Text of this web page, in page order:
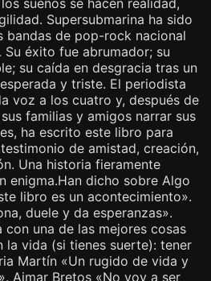
sueños se hacen realidad,
Supersubmarina ha sido
bandas de pop-rock nacional
éxito fue abrumador; su
su caída en desgracia tras un
y triste. El periodista
voz a los cuatro y, después de
familias y amigos narrar sus
ha escrito este libro para
de amistad, creación,
Una historia fieramente
enigma.Han dicho sobre Algo
libro es un acontecimiento».
duele y da esperanzas».
una de las mejores cosas
la vida (si tienes suerte): tener
Martín «Un rugido de vida y
Aimar Bretos «No voy a ser